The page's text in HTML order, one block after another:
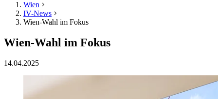
Wien
IV-News
Wien-Wahl im Fokus
Wien-Wahl im Fokus
14.04.2025